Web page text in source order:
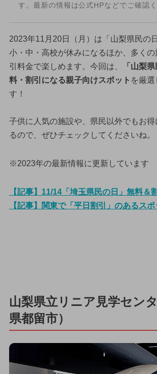
す。最新の情報は公式HPなどでご確認く
2023年11月20日（月）は「山梨県民の
小・中・高校が休みになるほか、多くの
引料金で楽しめます。今回は、
「山梨
料・割引になる親子向けスポット を厳選
す！
子供に人気の施設や、県民以外でもお
るので、ぜひチェックしてくださいね。
※2023年の最新情報に更新しています
【記事】11/14「埼玉県民の日」無料＆
【記事】関東で「平日割引」のあるスポ
山梨県立リニア見学セン
県都留市）